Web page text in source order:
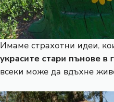
Имаме страхотни идеи,
украсите стари пънове в
всеки може да вдъхне